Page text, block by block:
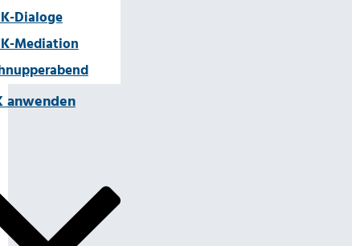
Dialoge
Mediation
anwenden